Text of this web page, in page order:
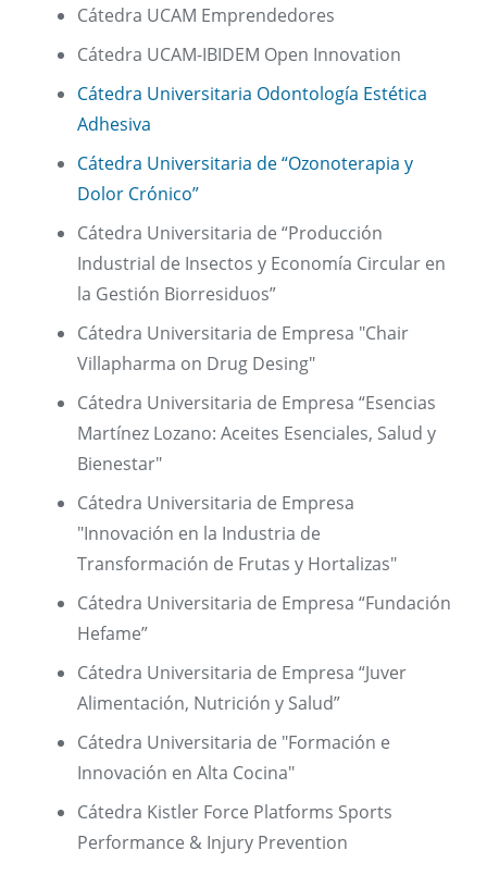
Cátedra UCAM Emprendedores
Cátedra UCAM-IBIDEM Open Innovation
Cátedra Universitaria Odontología Estética
Adhesiva
Cátedra Universitaria de “Ozonoterapia y
Dolor Crónico”
Cátedra Universitaria de “Producción
Industrial de Insectos y Economía Circular en
la Gestión Biorresiduos”
Cátedra Universitaria de Empresa "Chair
Villapharma on Drug Desing"
Cátedra Universitaria de Empresa “Esencias
Martínez Lozano: Aceites Esenciales, Salud y
Bienestar"
Cátedra Universitaria de Empresa
"Innovación en la Industria de
Transformación de Frutas y Hortalizas"
Cátedra Universitaria de Empresa “Fundación
Hefame”
Cátedra Universitaria de Empresa “Juver
Alimentación, Nutrición y Salud”
Cátedra Universitaria de "Formación e
Innovación en Alta Cocina"
Cátedra Kistler Force Platforms Sports
Performance & Injury Prevention